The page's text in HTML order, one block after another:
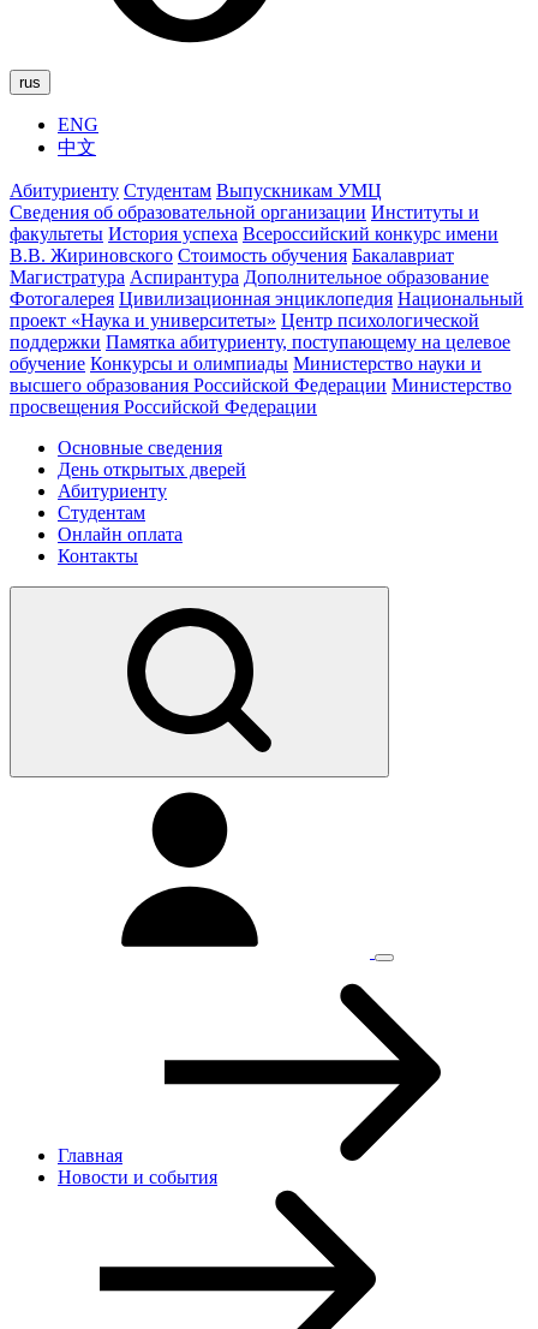
rus
ENG
中文
Абитуриенту Студентам Выпускникам УМЦ
Сведения об образовательной организации Институты и
факультеты История успеха Всероссийский конкурс имени
В.В. Жириновского Стоимость обучения Бакалавриат
Магистратура Аспирантура Дополнительное образование
Фотогалерея Цивилизационная энциклопедия Национальный
проект «Наука и университеты» Центр психологической
поддержки Памятка абитуриенту, поступающему на целевое
обучение Конкурсы и олимпиады Министерство науки и
высшего образования Российской Федерации Министерство
просвещения Российской Федерации
Основные сведения
День открытых дверей
Абитуриенту
Студентам
Онлайн оплата
Контакты
Главная
Новости и cобытия